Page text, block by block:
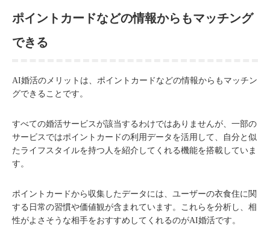
ポイントカードなどの情報からもマッチング
できる
AI婚活のメリットは、ポイントカードなどの情報からもマッチン
グできることです。
すべての婚活サービスが該当するわけではありませんが、一部の
サービスではポイントカードの利用データを活用して、自分と似
たライフスタイルを持つ人を紹介してくれる機能を搭載していま
す。
ポイントカードから収集したデータには、ユーザーの衣食住に関
する日常の習慣や価値観が含まれています。これらを分析し、相
性がよさそうな相手をおすすめしてくれるのがAI婚活です。